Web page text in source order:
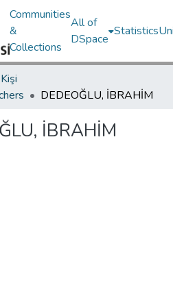
Communities
&
Collections
All of
DSpace
Statistics
DEDEOĞLU, İBRAHİM
İBRAHİM